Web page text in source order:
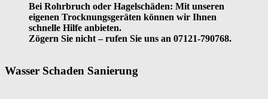
Bei Rohrbruch oder Hagelschäden: Mit unseren
eigenen Trocknungsgeräten können wir Ihnen
schnelle Hilfe anbieten.
Zögern Sie nicht – rufen Sie uns an 07121-790768.
Wasser Schaden Sanierung